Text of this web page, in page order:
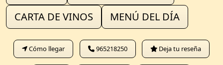
CARTA DE VINOS
MENÚ DEL DÍA
Cómo llegar 965218250 Deja tu reseña